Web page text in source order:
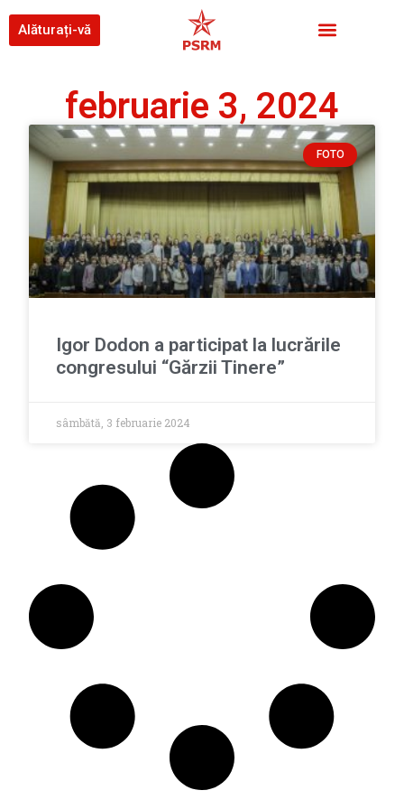
Alăturați-vă
februarie 3, 2024
FOTO
Igor Dodon a participat la lucrările
congresului “Gărzii Tinere”
sâmbătă, 3 februarie 2024